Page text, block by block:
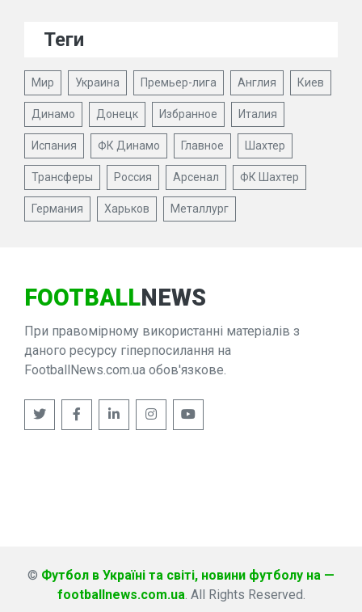
Теги
Мир Украина Премьер-лига Англия Киев
Динамо Донецк Избранное Италия
Испания ФК Динамо Главное Шахтер
Трансферы Россия Арсенал ФК Шахтер
Германия Харьков Металлург
FOOTBALLNEWS
При правомірному використанні матеріалів з
даного ресурсу гіперпосилання на
FootballNews.com.ua обов'язкове.
© Футбол в Україні та світі, новини футболу на —
footballnews.com.ua. All Rights Reserved.